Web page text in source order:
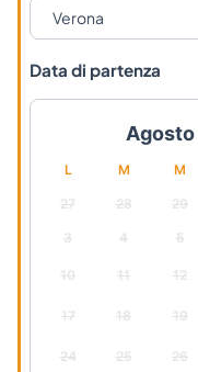
Data di partenza
L M M
27 28 29
3 4 5
10 11 12
17 18 19
24 25 26